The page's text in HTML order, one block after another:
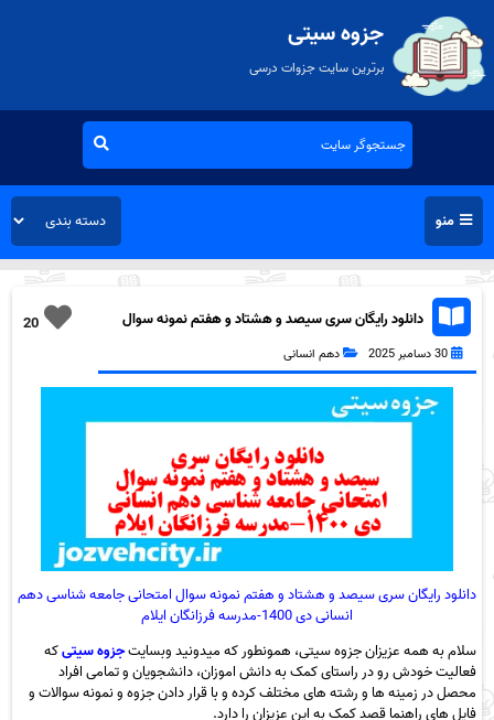
جزوه سیتی
برترین سایت جزوات درسی
منو
20
دانلود رایگان سری سیصد و هشتاد و هفتم نمونه سوال
جامعه شناسی دهم انسانی به همراه pdf
30 دسامبر 2025 دهم انسانی
دانلود رایگان سری سیصد و هشتاد و هفتم نمونه سوال امتحانی جامعه شناسی دهم
انسانی دی 1400-مدرسه فرزانگان ایلام
سلام به همه عزیزان جزوه سیتی، همونطور که میدونید وبسایتجزوه سیتیکه
فعالیت خودش رو در راستای کمک به دانش اموزان، دانشجویان و تمامی افراد
محصل در زمینه ها و رشته های مختلف کرده و با قرار دادن جزوه و نمونه سوالات و
فایل های راهنما قصد کمک به این عزیزان را دارد.